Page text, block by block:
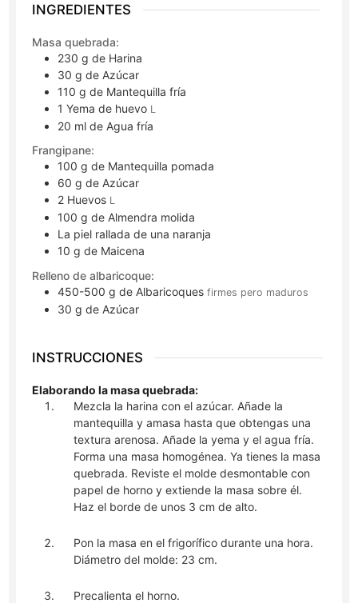
INGREDIENTES
Masa quebrada:
230 g de Harina
30 g de Azúcar
110 g de Mantequilla fría
1 Yema de huevo L
20 ml de Agua fría
Frangipane:
100 g de Mantequilla pomada
60 g de Azúcar
2 Huevos L
100 g de Almendra molida
La piel rallada de una naranja
10 g de Maicena
Relleno de albaricoque:
450-500 g de Albaricoquesfirmes pero maduros
30 g de Azúcar
INSTRUCCIONES
Elaborando la masa quebrada:
Mezcla la harina con el azúcar. Añade la
mantequilla y amasa hasta que obtengas una
textura arenosa. Añade la yema y el agua fría.
Forma una masa homogénea. Ya tienes la masa
quebrada. Reviste el molde desmontable con
papel de horno y extiende la masa sobre él.
Haz el borde de unos 3 cm de alto.
Pon la masa en el frigorífico durante una hora.
Diámetro del molde: 23 cm.
Precalienta el horno.